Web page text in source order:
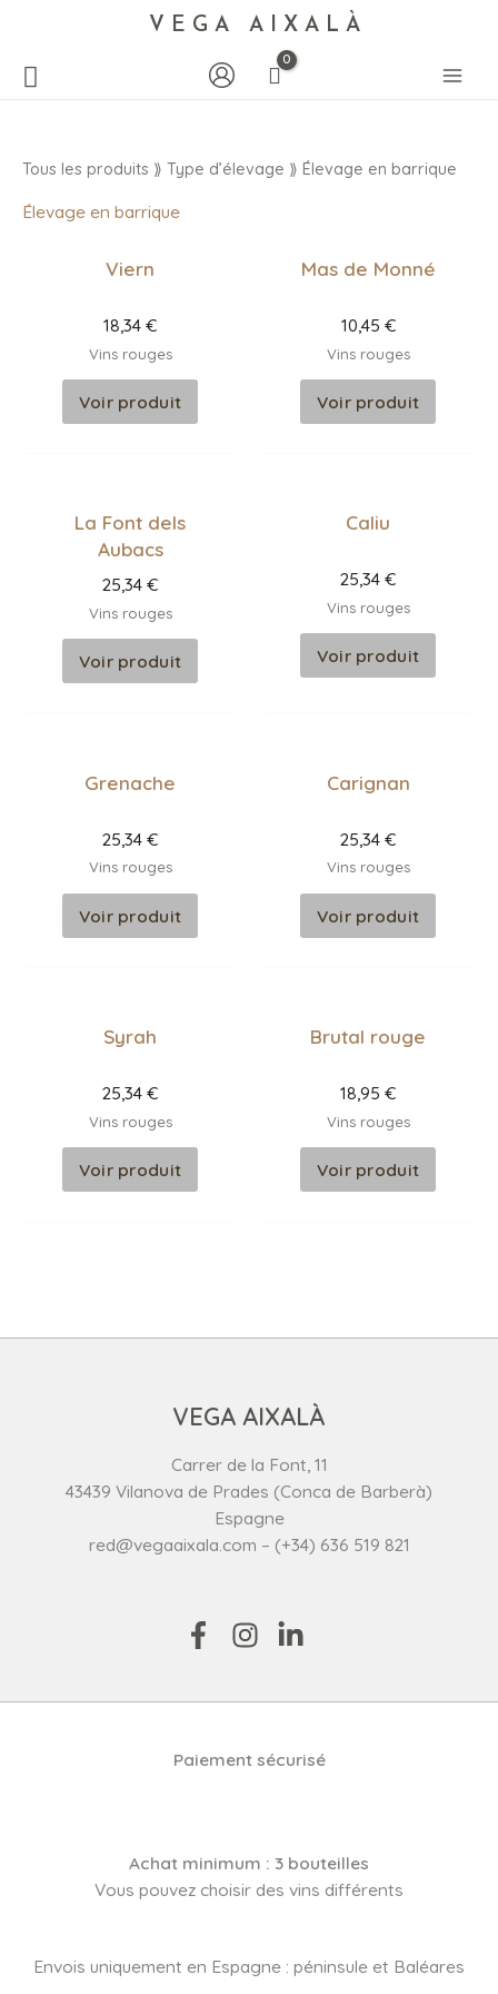
VEGA AIXALÀ
Tous les produits ⟫ Type d’élevage ⟫ Élevage en barrique
Élevage en barrique
Viern
18,34 €
Vins rouges
Voir produit
Mas de Monné
10,45 €
Vins rouges
Voir produit
La Font dels
Aubacs
25,34 €
Vins rouges
Voir produit
Caliu
25,34 €
Vins rouges
Voir produit
Grenache
25,34 €
Vins rouges
Voir produit
Carignan
25,34 €
Vins rouges
Voir produit
Syrah
25,34 €
Vins rouges
Voir produit
Brutal rouge
18,95 €
Vins rouges
Voir produit
VEGA AIXALÀ
Carrer de la Font, 11
43439 Vilanova de Prades (Conca de Barberà)
Espagne
red@vegaaixala.com – (+34) 636 519 821
Paiement sécurisé
Achat minimum : 3 bouteilles
Vous pouvez choisir des vins différents
Envois uniquement en Espagne : péninsule et Baléares